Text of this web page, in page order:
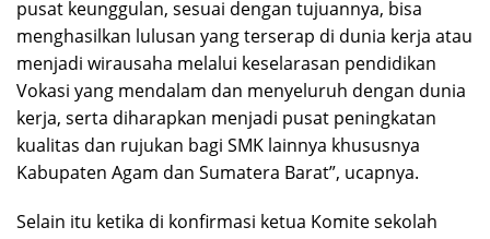
pusat keunggulan, sesuai dengan tujuannya, bisa
menghasilkan lulusan yang terserap di dunia kerja atau
menjadi wirausaha melalui keselarasan pendidikan
Vokasi yang mendalam dan menyeluruh dengan dunia
kerja, serta diharapkan menjadi pusat peningkatan
kualitas dan rujukan bagi SMK lainnya khususnya
Kabupaten Agam dan Sumatera Barat”, ucapnya.
Selain itu ketika di konfirmasi ketua Komite sekolah